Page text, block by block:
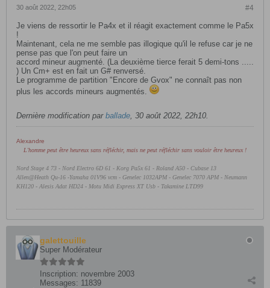
#4
30 août 2022, 22h05
Je viens de ressortir le Pa4x et il réagit exactement comme le Pa5x
!
Maintenant, cela ne me semble pas illogique qu'il le refuse car je ne
pense pas que l'on peut faire un
accord mineur augmenté. (La deuxième tierce ferait 5 demi-tons .....
) Un Cm+ est en fait un G# renversé.
Le programme de partition "Encore de Gvox" ne connaît pas non
plus les accords mineurs augmentés.
Dernière modification par ballade, 30 août 2022, 22h10.
Alexandre
L'homme peut être heureux sans réfléchir, mais ne peut réfléchir sans vouloir être heureux !
Nord Stage 4 73 - Nord Electro 6D 61 - Korg Pa5x 61 - Roland A50 - Cubase 13
Allen@Heath Qu-16 -Yamaha 01V96 vcm - Genelec 1032APM - Genelec 7070 APM - Neumann
KH120 - Alesis Adat HD24 - Motu Midi Express XT Usb - Takamine LTD99
galettouille
Super Modérateur
Inscription: novembre 2003
Messages: 11839